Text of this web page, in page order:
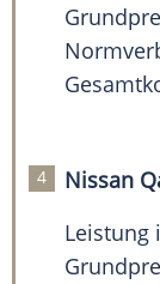
Nissan
Leistung